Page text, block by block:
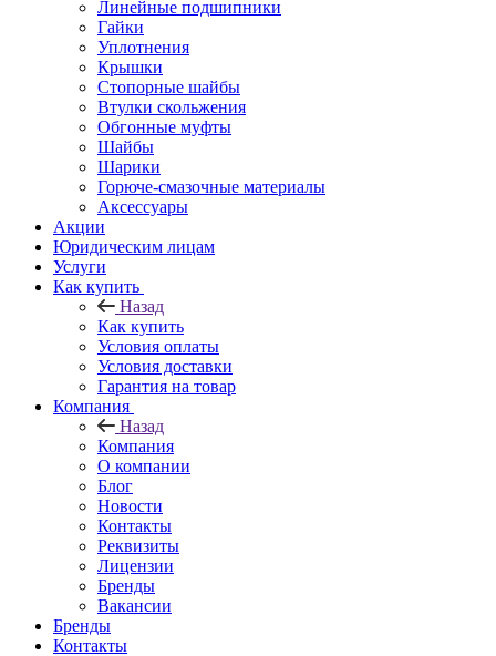
Линейные подшипники
Гайки
Уплотнения
Крышки
Стопорные шайбы
Втулки скольжения
Обгонные муфты
Шайбы
Шарики
Горюче-смазочные материалы
Аксессуары
Акции
Юридическим лицам
Услуги
Как купить
Назад
Как купить
Условия оплаты
Условия доставки
Гарантия на товар
Компания
Назад
Компания
О компании
Блог
Новости
Контакты
Реквизиты
Лицензии
Бренды
Вакансии
Бренды
Контакты